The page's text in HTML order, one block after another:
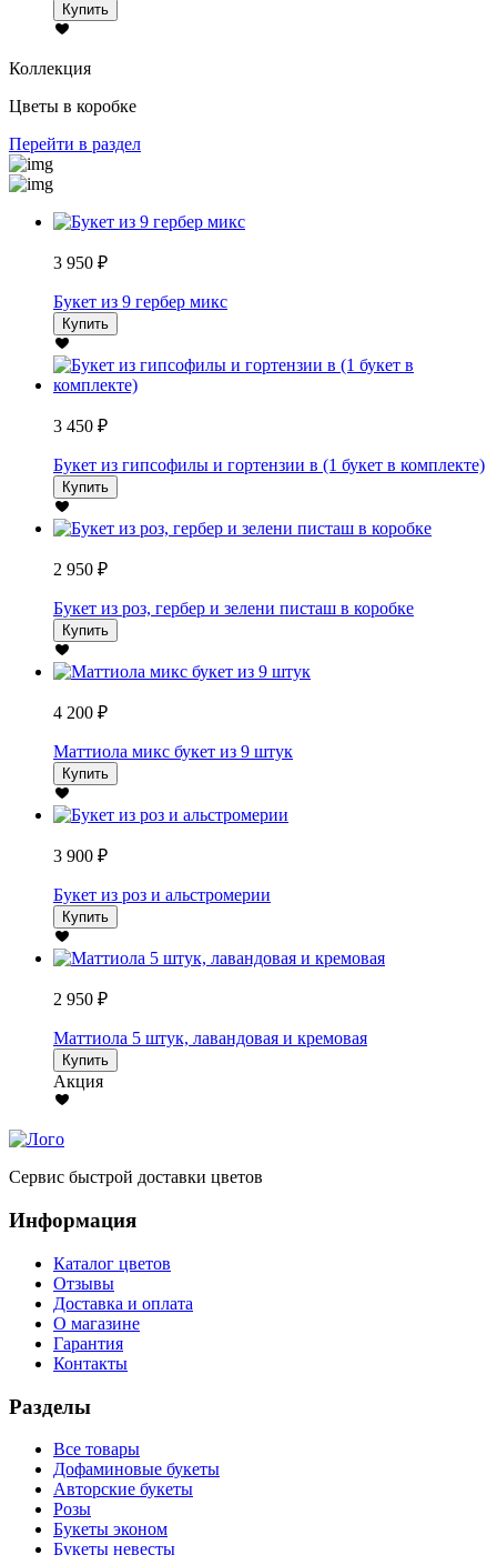
Купить
Коллекция
Цветы в коробке
Перейти в раздел
3 950 ₽
Букет из 9 гербер микс
Купить
3 450 ₽
Букет из гипсофилы и гортензии в (1 букет в комплекте)
Купить
2 950 ₽
Букет из роз, гербер и зелени писташ в коробке
Купить
4 200 ₽
Маттиола микс букет из 9 штук
Купить
3 900 ₽
Букет из роз и альстромерии
Купить
2 950 ₽
Маттиола 5 штук, лавандовая и кремовая
Купить
Акция
Сервис быстрой доставки цветов
Информация
Каталог цветов
Отзывы
Доставка и оплата
О магазине
Гарантия
Контакты
Разделы
Все товары
Дофаминовые букеты
Авторские букеты
Розы
Букеты эконом
Букеты невесты